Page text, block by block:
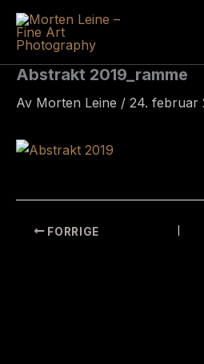
Hopp
rett
innholdet
Abstrakt 2019_ramme
Av Morten Leine / 24. februar
FORRIGE